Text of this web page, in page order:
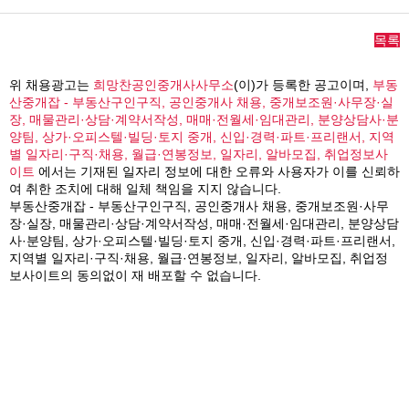
목록
위 채용광고는 희망찬공인중개사사무소(이)가 등록한 공고이며, 부동
산중개잡 - 부동산구인구직, 공인중개사 채용, 중개보조원·사무장·실
장, 매물관리·상담·계약서작성, 매매·전월세·임대관리, 분양상담사·분
양팀, 상가·오피스텔·빌딩·토지 중개, 신입·경력·파트·프리랜서, 지역
별 일자리·구직·채용, 월급·연봉정보, 일자리, 알바모집, 취업정보사
이트 에서는 기재된 일자리 정보에 대한 오류와 사용자가 이를 신뢰하
여 취한 조치에 대해 일체 책임을 지지 않습니다.
부동산중개잡 - 부동산구인구직, 공인중개사 채용, 중개보조원·사무
장·실장, 매물관리·상담·계약서작성, 매매·전월세·임대관리, 분양상담
사·분양팀, 상가·오피스텔·빌딩·토지 중개, 신입·경력·파트·프리랜서,
지역별 일자리·구직·채용, 월급·연봉정보, 일자리, 알바모집, 취업정
보사이트의 동의없이 재 배포할 수 없습니다.